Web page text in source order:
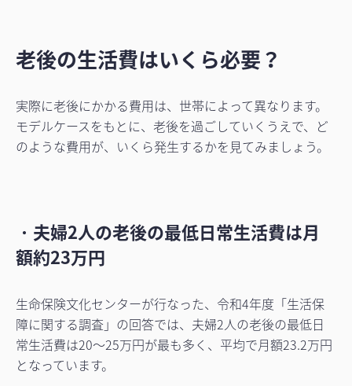
老後の生活費はいくら必要？
実際に老後にかかる費用は、世帯によって異なります。
モデルケースをもとに、老後を過ごしていくうえで、ど
のような費用が、いくら発生するかを見てみましょう。
・ 夫婦2人の老後の最低日常生活費は月
額約23万円
生命保険文化センターが行なった、令和4年度「生活保
障に関する調査」の回答では、夫婦2人の老後の最低日
常生活費は20～25万円が最も多く、平均で月額23.2万円
となっています。